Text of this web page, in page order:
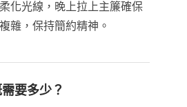
化光線，晚上拉上主簾確保
雜，保持簡約精神。
要多少？